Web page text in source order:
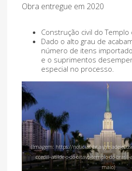
Obra entregue em 2020
Construção civil do Templo
Dado o alto grau de
número de itens
e o suprimentos
especial no processo.
(Imagem: https://noticias-
ccedil–atilde-o-do-oitavo-templo-do-
maio)